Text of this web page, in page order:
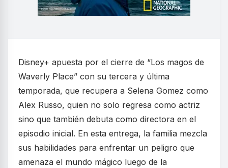
Disney+ apuesta por el cierre de “Los magos de
Waverly Place” con su tercera y última
temporada, que recupera a Selena Gomez como
Alex Russo, quien no solo regresa como actriz
sino que también debuta como directora en el
episodio inicial. En esta entrega, la familia mezcla
sus habilidades para enfrentar un peligro que
amenaza el mundo mágico luego de la